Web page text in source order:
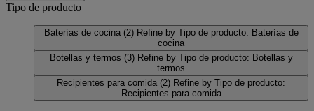
Tipo de producto
Baterías de cocina (2) Refine by Tipo de producto: Baterías de
cocina
Botellas y termos (3) Refine by Tipo de producto: Botellas y
termos
Recipientes para comida (2) Refine by Tipo de producto:
Recipientes para comida